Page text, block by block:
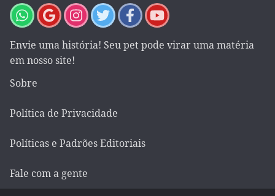
Envie uma história! Seu pet pode virar uma matéria
em nosso site!
Sobre
Política de Privacidade
Políticas e Padrões Editoriais
Fale com a gente